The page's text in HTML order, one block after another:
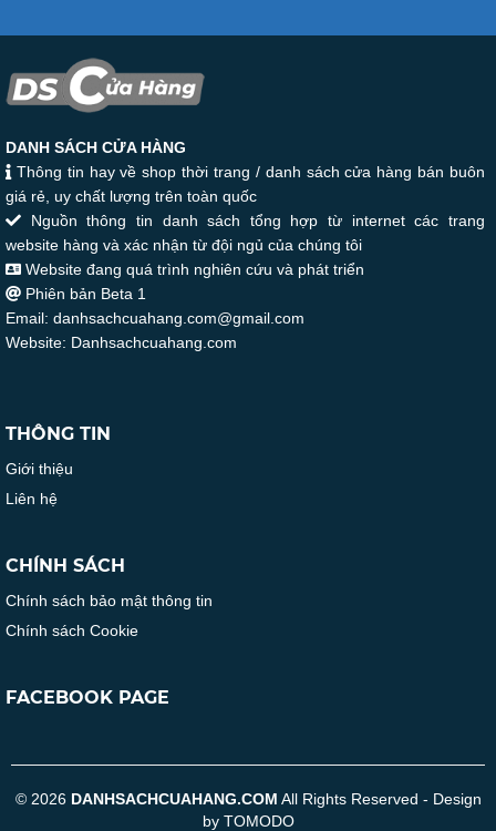
DANH SÁCH CỬA HÀNG
Thông tin hay về shop thời trang / danh sách cửa hàng bán buôn
giá rẻ, uy chất lượng trên toàn quốc
Nguồn thông tin danh sách tổng hợp từ internet các trang
website hàng và xác nhận từ đội ngủ của chúng tôi
Website đang quá trình nghiên cứu và phát triển
Phiên bản Beta 1
Email: danhsachcuahang.com@gmail.com
Website: Danhsachcuahang.com
THÔNG TIN
Giới thiệu
Liên hệ
CHÍNH SÁCH
Chính sách bảo mật thông tin
Chính sách Cookie
FACEBOOK PAGE
© 2026 DANHSACHCUAHANG.COM All Rights Reserved - Design
by TOMODO